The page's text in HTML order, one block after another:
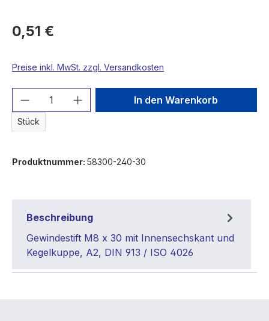
0,51 €
Preise inkl. MwSt. zzgl. Versandkosten
Produkt Anzahl: Gib den
Stück
In den Warenkorb
Produktnummer: 58300-240-30
Beschreibung
Gewindestift M8 x 30 mit Innensechskant und
Kegelkuppe, A2, DIN 913 / ISO 4026